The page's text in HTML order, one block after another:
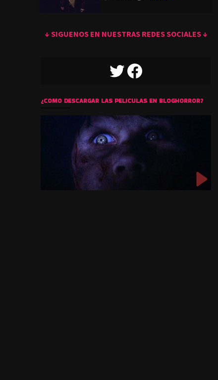
↓ SIGUENOS EN NUESTRAS REDES SOCIALES ↓
TWITTERFACEBOOK
¿COMO DESCARGAR LAS PELICULAS EN BLOGHORROR?